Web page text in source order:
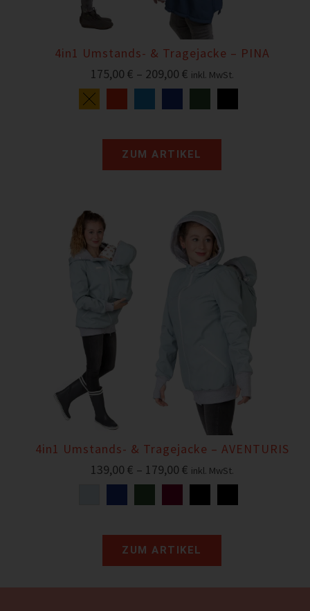
4in1 Umstands- & Tragejacke – PINA
175,00 € – 209,00 € inkl. MwSt.
ZUM ARTIKEL
4in1 Umstands- & Tragejacke – AVENTURIS
139,00 € – 179,00 € inkl. MwSt.
ZUM ARTIKEL